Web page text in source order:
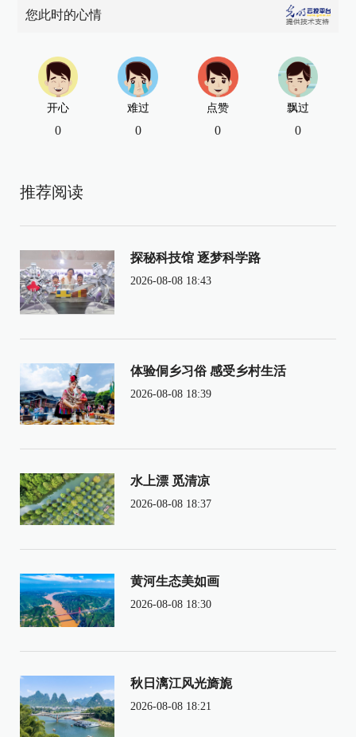
您此时的心情
开心
0
难过
0
点赞
0
飘过
0
推荐阅读
探秘科技馆 逐梦科学路
2026-08-08 18:43
体验侗乡习俗 感受乡村生活
2026-08-08 18:39
水上漂 觅清凉
2026-08-08 18:37
黄河生态美如画
2026-08-08 18:30
秋日漓江风光旖旎
2026-08-08 18:21